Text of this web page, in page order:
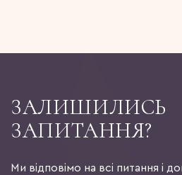
ЗАЛИШИЛИСЬ
ЗАПИТАННЯ?
Ми відповімо на всі питання і